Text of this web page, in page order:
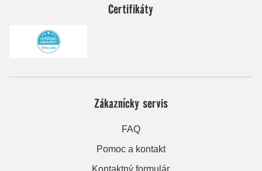
Certifikáty
Zákaznícky servis
FAQ
Pomoc a kontakt
Kontaktný formulár